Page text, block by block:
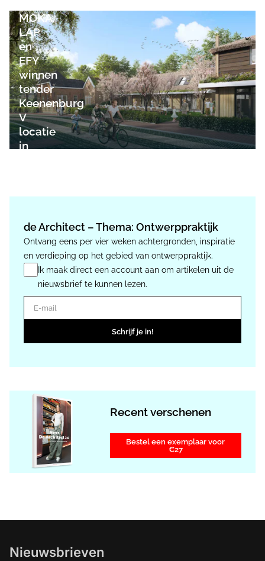
MOKA,
LAP
en
EFY
winnen
tender
Keenenburg
V
locatie
in
de Architect – Thema: Ontwerppraktijk
Ontvang eens per vier weken achtergronden, inspiratie
en verdieping op het gebied van ontwerppraktijk.
Ik maak direct een account aan om artikelen uit de
nieuwsbrief te kunnen lezen.
E-mail
Schrijf je in!
Recent verschenen
Bestel een exemplaar voor
€27
Nieuwsbrieven